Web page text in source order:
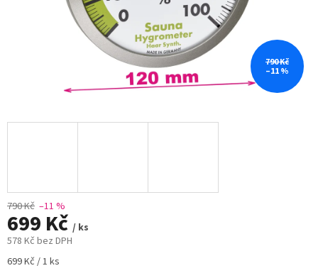
790 Kč
–11 %
790 Kč –11 %
699 Kč / ks
578 Kč bez DPH
Měrná
699 Kč / 1 ks